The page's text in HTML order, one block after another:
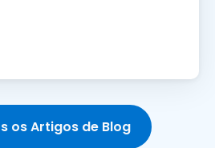
os Artigos de Blog